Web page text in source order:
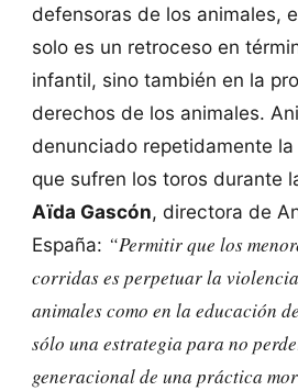
defensoras de los animales,
solo es un retroceso en
infantil, sino también en la
derechos de los animales.
denunciado repetidamente
que sufren los toros durante
Aïda Gascón, directora de
España: “Permitir que los
corridas es perpetuar la
animales como en la educación
sólo una estrategia para no
generacional de una práctica